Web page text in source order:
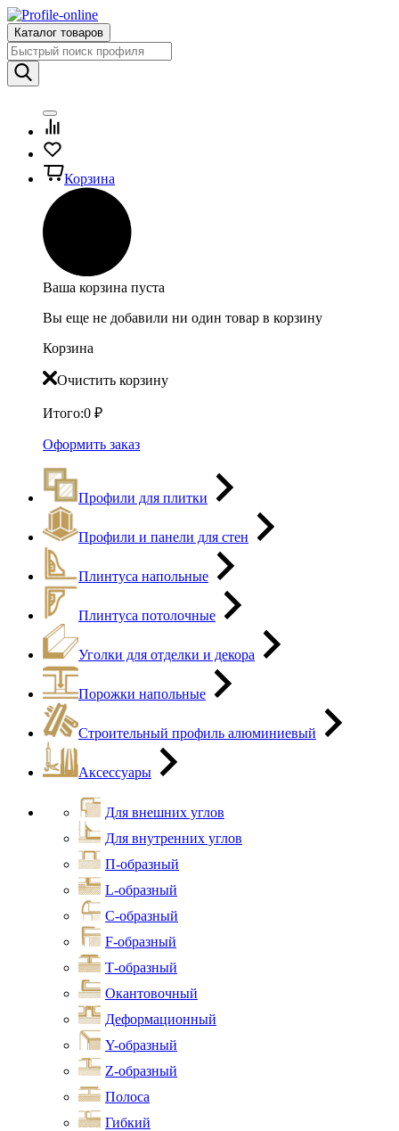
Каталог товаров
Корзина
Ваша корзина пуста
Вы еще не добавили ни один товар в корзину
Корзина
Очистить корзину
Итого:0 ₽
Оформить заказ
Профили для плитки
Профили и панели для стен
Плинтуса напольные
Плинтуса потолочные
Уголки для отделки и декора
Порожки напольные
Строительный профиль алюминиевый
Аксессуары
Для внешних углов
Для внутренних углов
П-образный
L-образный
С-образный
F-образный
Т-образный
Окантовочный
Деформационный
Y-образный
Z-образный
Полоса
Гибкий